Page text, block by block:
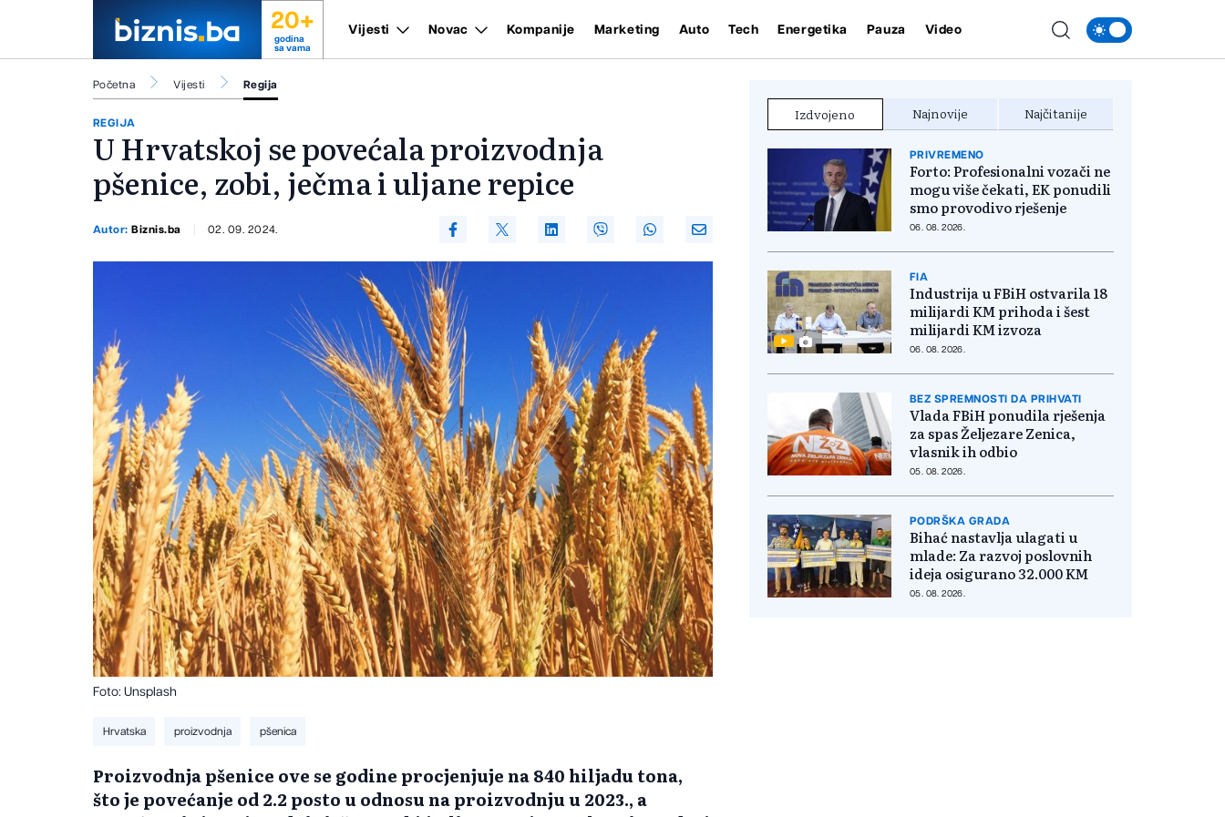
20+
godina
sa vama
Vijesti Novac Kompanije Marketing Auto Tech Energetika Pauza Video
Početna Vijesti Regija
REGIJA
U Hrvatskoj se povećala proizvodnja
pšenice, zobi, ječma i uljane repice
Autor:Biznis.ba 02. 09. 2024.
Foto: Unsplash
Hrvatska proizvodnja pšenica
Proizvodnja pšenice ove se godine procjenjuje na 840 hiljadu tona,
što je povećanje od 2.2 posto u odnosu na proizvodnju u 2023., a
Izdvojeno Najnovije Najčitanije
PRIVREMENO
Forto: Profesionalni vozači ne
mogu više čekati, EK ponudili
smo provodivo rješenje
06. 08. 2026.
FIA
Industrija u FBiH ostvarila 18
milijardi KM prihoda i šest
milijardi KM izvoza
06. 08. 2026.
BEZ SPREMNOSTI DA PRIHVATI
Vlada FBiH ponudila rješenja
za spas Željezare Zenica,
vlasnik ih odbio
05. 08. 2026.
PODRŠKA GRADA
Bihać nastavlja ulagati u
mlade: Za razvoj poslovnih
ideja osigurano 32.000 KM
05. 08. 2026.